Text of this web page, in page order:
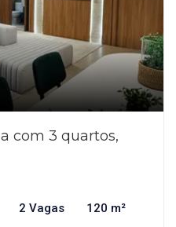
com 3 quartos,
2 Vagas 120 m²